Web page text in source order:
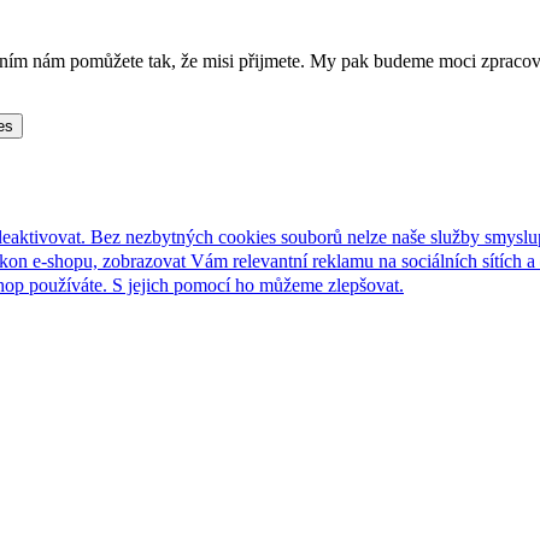
nám pomůžete tak, že misi přijmete. My pak budeme moci
Bez nezbytných cookies souborů nelze naše služby
e-shopu, zobrazovat Vám relevantní reklamu na sociálních sítích
používáte. S jejich pomocí ho můžeme zlepšovat.